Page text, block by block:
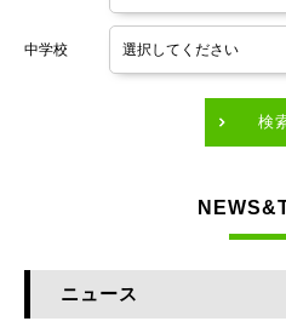
東京メトロ有楽町線
JR総武本線
中学校
検
ニュース